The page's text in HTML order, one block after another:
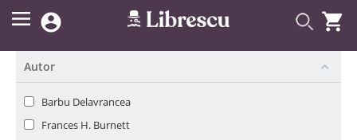
 
Autor
Barbu Delavrancea
Frances H. Burnett